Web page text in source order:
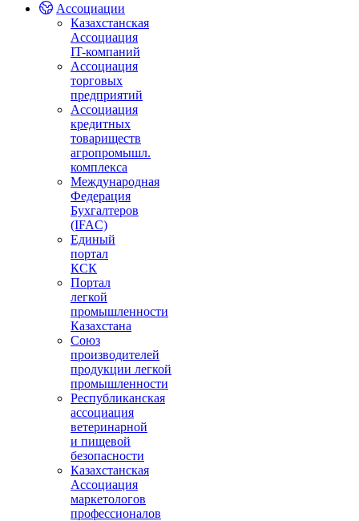
Ассоциации
Казахстанская
Ассоциация
IT-компаний
Ассоциация
торговых
предприятий
Ассоциация
кредитных
товариществ
агропромышл.
комплекса
Международная
Федерация
Бухгалтеров
(IFAC)
Единый
портал
КСК
Портал
легкой
промышленности
Казахстана
Союз
производителей
продукции легкой
промышленности
Республиканская
ассоциация
ветеринарной
и пищевой
безопасности
Казахстанская
Ассоциация
маркетологов
профессионалов